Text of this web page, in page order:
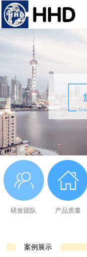
研发团队 产品质量
案例展示